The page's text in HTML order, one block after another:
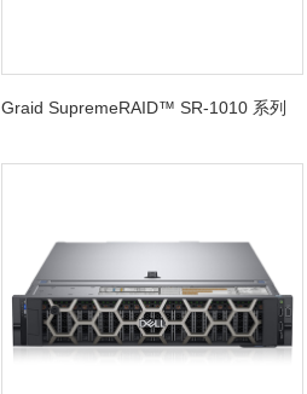
Graid SupremeRAID™ SR-1010 系列